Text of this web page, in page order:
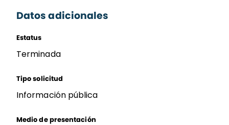
Datos adicionales
Estatus
Terminada
Tipo solicitud
Información pública
Medio de presentación